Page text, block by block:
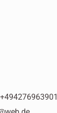
+494276963901